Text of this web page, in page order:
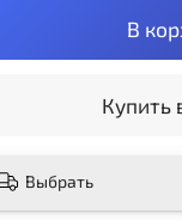
В
Купить
Выбрать